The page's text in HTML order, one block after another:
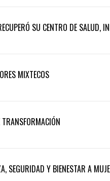
SU CENTRO DE SALUD,
MIXTECOS
SEGURIDAD Y BIENESTAR A